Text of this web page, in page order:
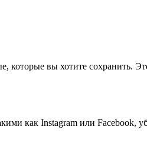
которые вы хотите сохранить.
как Instagram или Facebook,